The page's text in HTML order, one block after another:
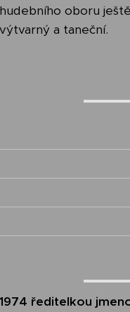
hudebního oboru
výtvarný a taneční.
1974 ředitelkou